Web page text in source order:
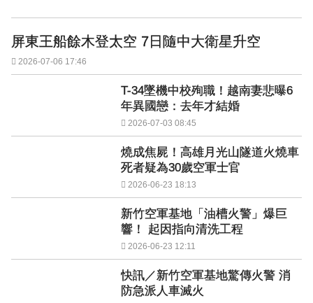
屏東王船餘木登太空 7日隨中大衛星升空
2026-07-06 17:46
T-34墜機中校殉職！越南妻悲曝6
年異國戀：去年才結婚
2026-07-03 08:45
燒成焦屍！高雄月光山隧道火燒車
死者疑為30歲空軍士官
2026-06-23 18:13
新竹空軍基地「油槽火警」爆巨
響！ 起因指向清洗工程
2026-06-23 12:11
快訊／新竹空軍基地驚傳火警 消
防急派人車滅火